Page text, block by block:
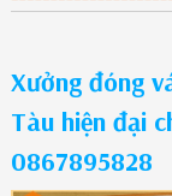
Xưởng đóng
Tàu hiện đại
0867895828